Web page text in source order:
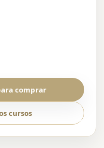
comprar
cursos